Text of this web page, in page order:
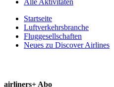
Startseite
Luftverkehrsbranche
Fluggesellschaften
Neues zu Discover Airlines
airliners+ Abo